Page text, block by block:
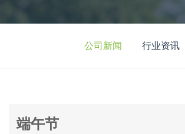
公司新闻 行业资讯
端午节